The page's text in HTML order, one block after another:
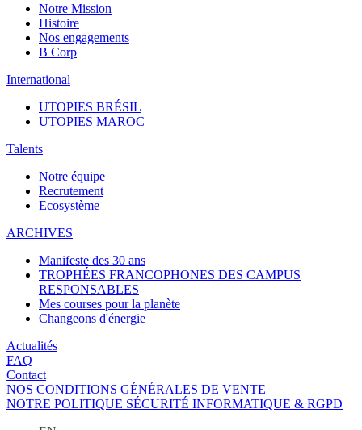
Notre Mission
Histoire
Nos engagements
B Corp
International
UTOPIES BRÉSIL
UTOPIES MAROC
Talents
Notre équipe
Recrutement
Ecosystème
ARCHIVES
Manifeste des 30 ans
TROPHÉES FRANCOPHONES DES CAMPUS
RESPONSABLES
Mes courses pour la planète
Changeons d'énergie
Actualités
FAQ
Contact
NOS CONDITIONS GÉNÉRALES DE VENTE
NOTRE POLITIQUE SÉCURITÉ INFORMATIQUE & RGPD